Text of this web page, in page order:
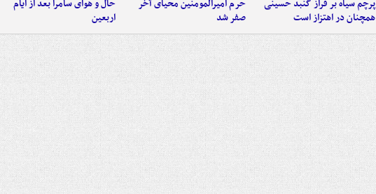
پرچم سیاه بر فراز گنبد حسینی
همچنان در اهتزاز است
حرم امیرالمومنین محیای آخر
صفر شد
حال و هوای سامرا بعد از ایام
اربعین